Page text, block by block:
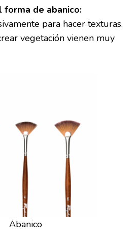
forma de abanico:
para hacer texturas.
vegetación vienen muy
Abanico